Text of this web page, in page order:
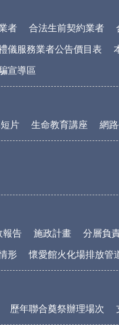
者 合法生前契約業者
儀服務業者公告價目表
宣導區
片 生命教育講座 網
報告 施政計畫 分層負
形 懷愛館火化場排放管
歷年聯合奠祭辦理場次